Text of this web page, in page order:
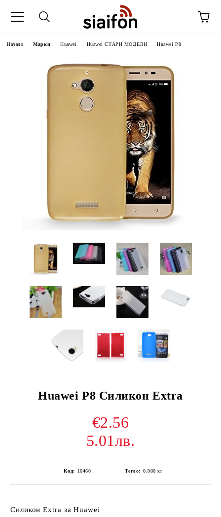
Начало Марки Huawei Huawei СТАРИ МОДЕЛИ Huawei P8
Huawei P8 Силикон Extra
€2.56
5.01лв.
Код: 10460 Тегло: 0.000 кг
Силикон Extra за Huawei